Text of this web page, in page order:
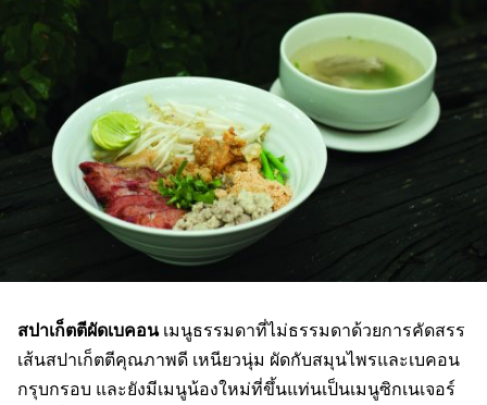
สปาเก็ตตีผัดเบคอนเมนูธรรมดาที่ไม่ธรรมดาด้วยการคัดสรร
เส้นสปาเก็ตตีคุณภาพดี เหนียวนุ่ม ผัดกับสมุนไพรและเบคอน
กรุบกรอบ และยังมีเมนูน้องใหม่ที่ขึ้นแท่นเป็นเมนูซิกเนเจอร์